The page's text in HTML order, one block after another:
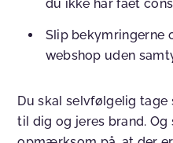
du ikke har fået
Slip bekymringerne
webshop uden
Du skal selvfølgelig
til dig og jeres brand.